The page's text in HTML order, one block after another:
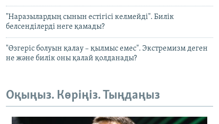
"Наразылардың сынын естігісі келмейді". Билік
белсенділерді неге қамады?
"Өзгеріс болуын қалау – қылмыс емес". Экстремизм деген
не және билік оны қалай қолданады?
Оқыңыз. Көріңіз. Тыңдаңыз